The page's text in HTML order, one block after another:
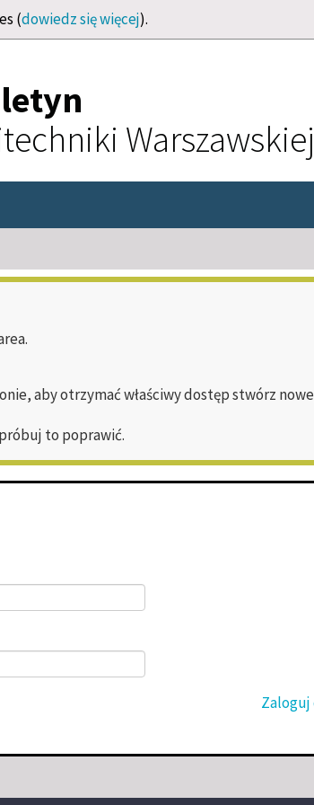
(dowiedz się więcej).
Warszawskiej
aby otrzymać właściwy dostęp stwórz
to poprawić.
Zaloguj